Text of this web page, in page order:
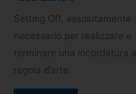
Setting Off, assolutamente
necessario per realizzare e
terminare una incordatura a
regola d’arte.